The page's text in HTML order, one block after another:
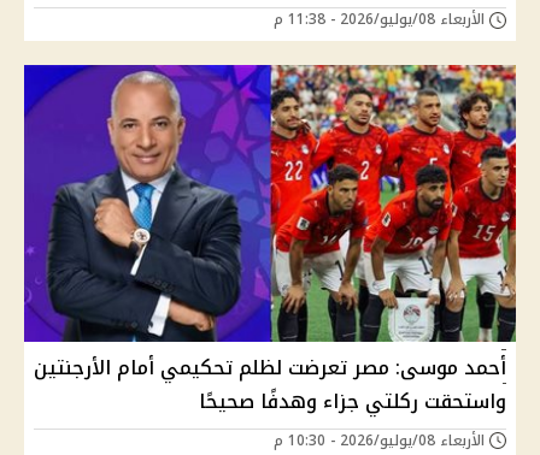
الأربعاء 08/يوليو/2026 - 11:38 م
أحمد موسى: مصر تعرضت لظلم تحكيمي أمام الأرجنتين
واستحقت ركلتي جزاء وهدفًا صحيحًا
الأربعاء 08/يوليو/2026 - 10:30 م